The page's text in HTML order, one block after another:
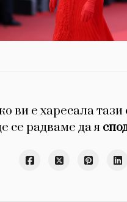
ви е харесала тази
се радваме да я